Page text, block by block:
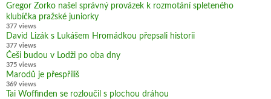
Gregor Zorko našel správný provázek k rozmotání spleteného
klubíčka pražské juniorky
377 views
David Lizák s Lukášem Hromádkou přepsali historii
377 views
Češi budou v Lodži po oba dny
375 views
Marodů je přespříliš
369 views
Tai Woffinden se rozloučil s plochou dráhou